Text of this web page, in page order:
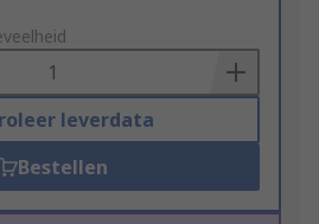
leverdata
Bestellen